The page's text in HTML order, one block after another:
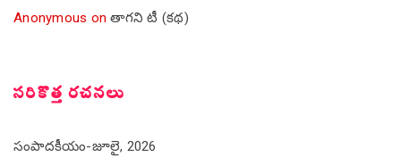
Anonymous onతాగని టీ (కథ)
సరికొత్త రచనలు
సంపాదకీయం-జూలై, 2026